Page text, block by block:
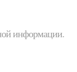
информации.